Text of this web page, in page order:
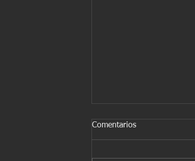
Comentarios